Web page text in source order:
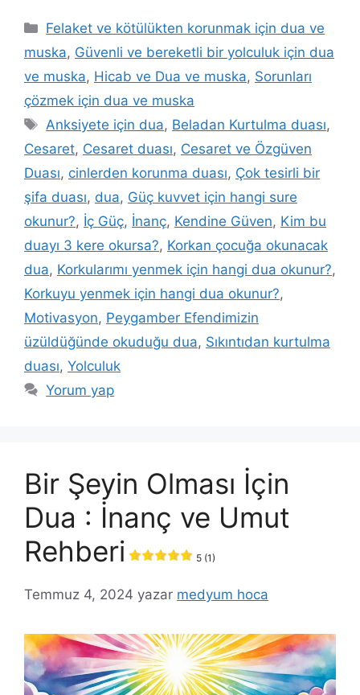
Felaket ve kötülükten korunmak için dua ve
muska, Güvenli ve bereketli bir yolculuk için dua
ve muska, Hicab ve Dua ve muska, Sorunları
çözmek için dua ve muska
Anksiyete için dua, Beladan Kurtulma duası,
Cesaret, Cesaret duası, Cesaret ve Özgüven
Duası, cinlerden korunma duası, Çok tesirli bir
şifa duası, dua, Güç kuvvet için hangi sure
okunur?, İç Güç, İnanç, Kendine Güven, Kim bu
duayı 3 kere okursa?, Korkan çocuğa okunacak
dua, Korkularımı yenmek için hangi dua okunur?,
Korkuyu yenmek için hangi dua okunur?,
Motivasyon, Peygamber Efendimizin
üzüldüğünde okuduğu dua, Sıkıntıdan kurtulma
duası, Yolculuk
Yorum yap
Bir Şeyin Olması İçin
Dua : İnanç ve Umut
Rehberi
5 (1)
Temmuz 4, 2024 yazar medyum hoca